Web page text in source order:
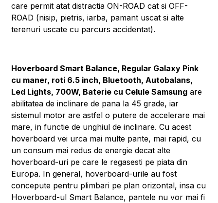
care permit atat distractia ON-ROAD cat si OFF-
ROAD (nisip, pietris, iarba, pamant uscat si alte
terenuri uscate cu parcurs accidentat).
Hoverboard Smart Balance, Regular Galaxy Pink
cu maner, roti 6.5 inch, Bluetooth, Autobalans,
Led Lights, 700W, Baterie cu Celule Samsung are
abilitatea de inclinare de pana la 45 grade, iar
sistemul motor are astfel o putere de accelerare mai
mare, in functie de unghiul de inclinare. Cu acest
hoverboard vei urca mai multe pante, mai rapid, cu
un consum mai redus de energie decat alte
hoverboard-uri pe care le regasesti pe piata din
Europa. In general, hoverboard-urile au fost
concepute pentru plimbari pe plan orizontal, insa cu
Hoverboard-ul Smart Balance, pantele nu vor mai fi